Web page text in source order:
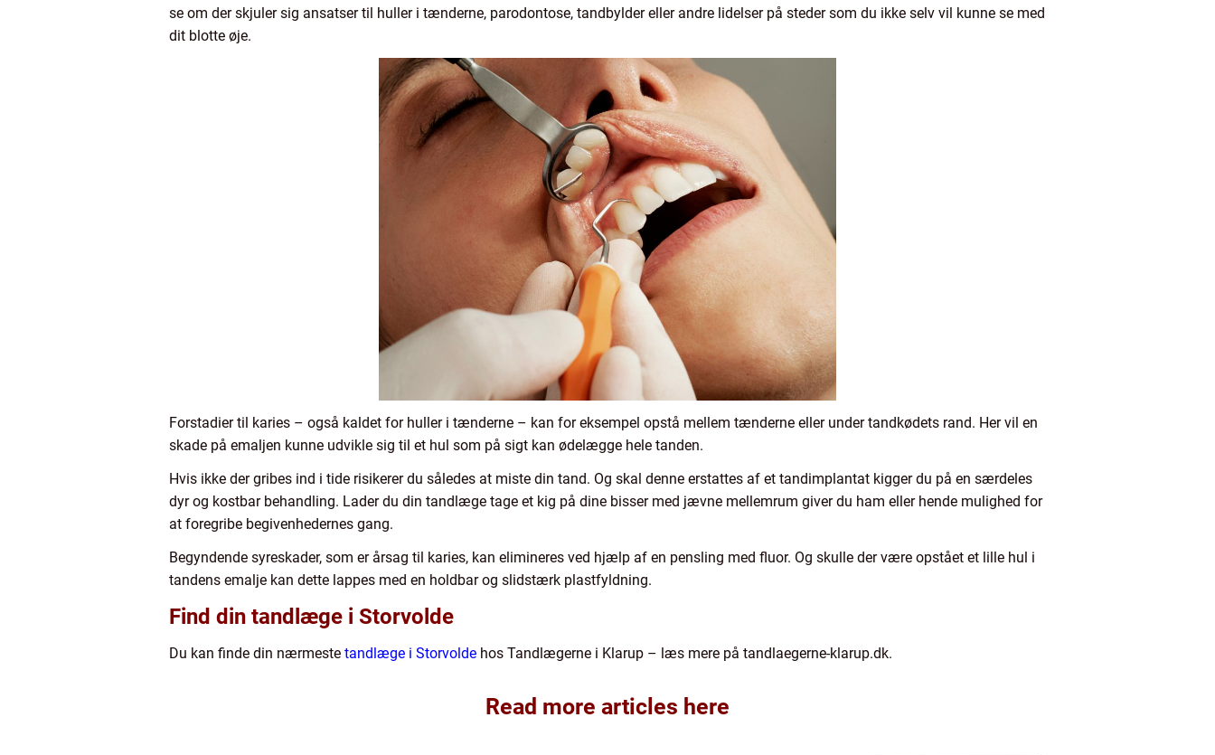
se om der skjuler sig ansatser til huller i tænderne, parodontose, tandbylder eller andre lidelser på steder som du ikke selv vil kunne se med
dit blotte øje.
Forstadier til karies – også kaldet for huller i tænderne – kan for eksempel opstå mellem tænderne eller under tandkødets rand. Her vil en
skade på emaljen kunne udvikle sig til et hul som på sigt kan ødelægge hele tanden.
Hvis ikke der gribes ind i tide risikerer du således at miste din tand. Og skal denne erstattes af et tandimplantat kigger du på en særdeles
dyr og kostbar behandling. Lader du din tandlæge tage et kig på dine bisser med jævne mellemrum giver du ham eller hende mulighed for
at foregribe begivenhedernes gang.
Begyndende syreskader, som er årsag til karies, kan elimineres ved hjælp af en pensling med fluor. Og skulle der være opstået et lille hul i
tandens emalje kan dette lappes med en holdbar og slidstærk plastfyldning.
Find din tandlæge i Storvolde
Du kan finde din nærmeste tandlæge i Storvolde hos Tandlægerne i Klarup – læs mere på tandlaegerne-klarup.dk.
Read more articles here